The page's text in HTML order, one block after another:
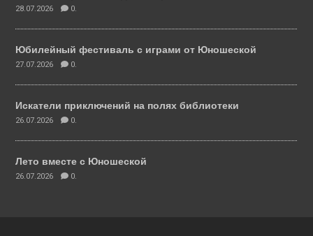
28.07.2026 0.
Юбилейный фестиваль с играми от Юношеской
27.07.2026 0.
Искатели приключений на полях библиотеки
26.07.2026 0.
Лето вместе с Юношеской
26.07.2026 0.